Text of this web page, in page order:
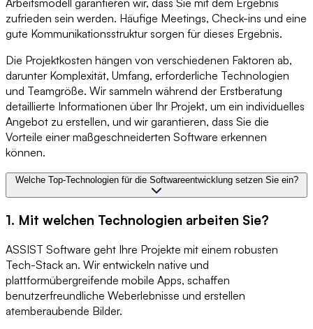
Arbeitsmodell garantieren wir, dass Sie mit dem Ergebnis
zufrieden sein werden. Häufige Meetings, Check-ins und eine
gute Kommunikationsstruktur sorgen für dieses Ergebnis.
Die Projektkosten hängen von verschiedenen Faktoren ab,
darunter Komplexität, Umfang, erforderliche Technologien
und Teamgröße. Wir sammeln während der Erstberatung
detaillierte Informationen über Ihr Projekt, um ein individuelles
Angebot zu erstellen, und wir garantieren, dass Sie die
Vorteile einer maßgeschneiderten Software erkennen
können.
Welche Top-Technologien für die Softwareentwicklung setzen Sie ein?
1. Mit welchen Technologien arbeiten Sie?
ASSIST Software geht Ihre Projekte mit einem robusten
Tech-Stack an. Wir entwickeln native und
plattformübergreifende mobile Apps, schaffen
benutzerfreundliche Weberlebnisse und erstellen
atemberaubende Bilder.